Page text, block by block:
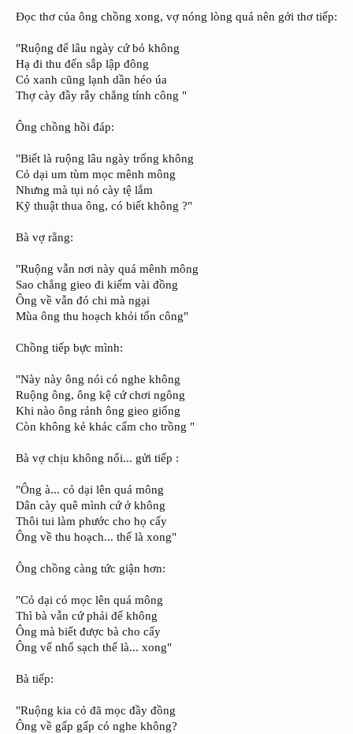
Đọc thơ của ông chồng xong, vợ nóng lòng quá nên gởi thơ tiếp:
"Ruộng để lâu ngày cứ bỏ không
Hạ đi thu đến sắp lập đông
Cỏ xanh cũng lạnh dần héo úa
Thợ cày đầy rẫy chẳng tính công "
Ông chồng hồi đáp:
"Biết là ruộng lâu ngày trống không
Cỏ dại um tùm mọc mênh mông
Nhưng mà tụi nó cày tệ lắm
Kỹ thuật thua ông, có biết không ?"
Bà vợ rằng:
"Ruộng vẫn nơi này quá mênh mông
Sao chẳng gieo đi kiếm vài đồng
Ông về vẫn đó chi mà ngại
Mùa ông thu hoạch khỏi tốn công"
Chồng tiếp bực mình:
"Này này ông nói có nghe không
Ruộng ông, ông kệ cứ chơi ngông
Khi nào ông rảnh ông gieo giống
Còn không kẻ khác cấm cho trồng "
Bà vợ chịu không nổi... gửi tiếp :
"Ông à... cỏ dại lên quá mông
Dân cày quê mình cứ ở không
Thôi tui làm phước cho họ cấy
Ông về thu hoạch... thế là xong"
Ông chồng càng tức giận hơn:
"Cỏ dại có mọc lên quá mông
Thì bà vẫn cứ phải để không
Ông mà biết được bà cho cấy
Ông vể nhổ sạch thế là... xong"
Bà tiếp:
"Ruộng kia cỏ đã mọc đầy đồng
Ông về gấp gấp có nghe không?